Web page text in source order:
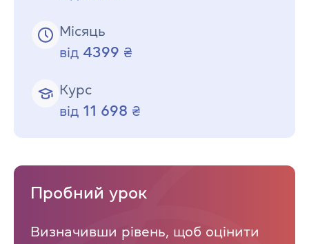
Місяць
від 4399 ₴
Курс
від 11 698 ₴
Пробний урок
Визначивши рівень, щоб оцінити